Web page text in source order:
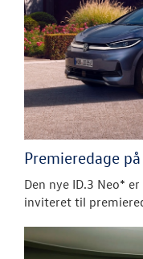
Premieredage
Den nye ID.3 Neo*
inviteret til